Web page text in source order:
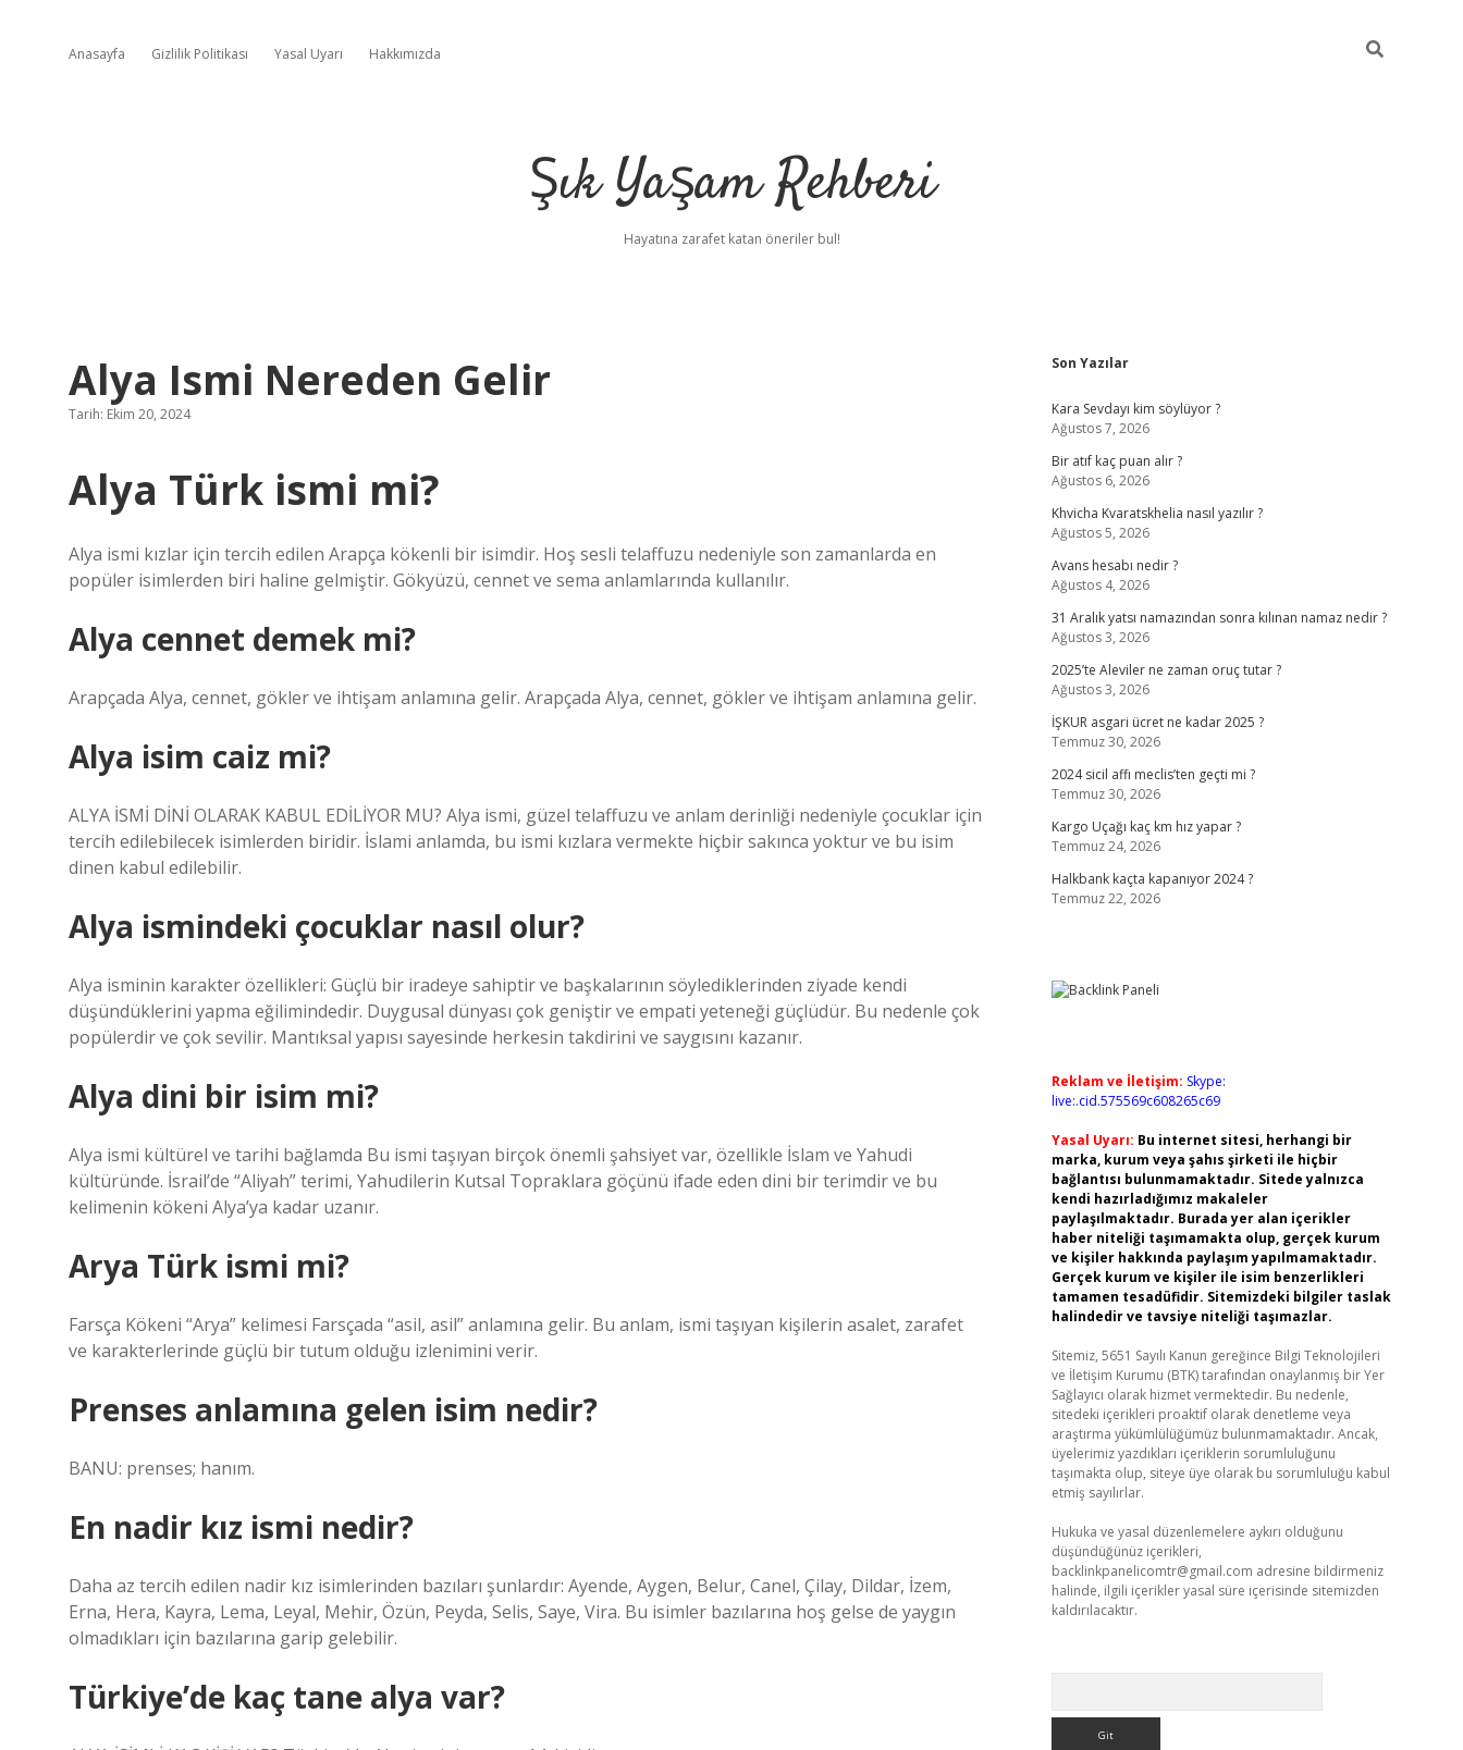
Anasayfa Gizlilik Politikası Yasal Uyarı Hakkımızda
Şık Yaşam Rehberi
Hayatına zarafet katan öneriler bul!
Alya Ismi Nereden Gelir
Tarih: Ekim 20, 2024
Alya Türk ismi mi?
Alya ismi kızlar için tercih edilen Arapça kökenli bir isimdir. Hoş sesli telaffuzu nedeniyle son zamanlarda en
popüler isimlerden biri haline gelmiştir. Gökyüzü, cennet ve sema anlamlarında kullanılır.
Alya cennet demek mi?
Arapçada Alya, cennet, gökler ve ihtişam anlamına gelir. Arapçada Alya, cennet, gökler ve ihtişam anlamına gelir.
Alya isim caiz mi?
ALYA İSMİ DİNİ OLARAK KABUL EDİLİYOR MU? Alya ismi, güzel telaffuzu ve anlam derinliği nedeniyle çocuklar için
tercih edilebilecek isimlerden biridir. İslami anlamda, bu ismi kızlara vermekte hiçbir sakınca yoktur ve bu isim
dinen kabul edilebilir.
Alya ismindeki çocuklar nasıl olur?
Alya isminin karakter özellikleri: Güçlü bir iradeye sahiptir ve başkalarının söylediklerinden ziyade kendi
düşündüklerini yapma eğilimindedir. Duygusal dünyası çok geniştir ve empati yeteneği güçlüdür. Bu nedenle çok
popülerdir ve çok sevilir. Mantıksal yapısı sayesinde herkesin takdirini ve saygısını kazanır.
Alya dini bir isim mi?
Alya ismi kültürel ve tarihi bağlamda Bu ismi taşıyan birçok önemli şahsiyet var, özellikle İslam ve Yahudi
kültüründe. İsrail’de “Aliyah” terimi, Yahudilerin Kutsal Topraklara göçünü ifade eden dini bir terimdir ve bu
kelimenin kökeni Alya’ya kadar uzanır.
Arya Türk ismi mi?
Farsça Kökeni “Arya” kelimesi Farsçada “asil, asil” anlamına gelir. Bu anlam, ismi taşıyan kişilerin asalet, zarafet
ve karakterlerinde güçlü bir tutum olduğu izlenimini verir.
Prenses anlamına gelen isim nedir?
BANU: prenses; hanım.
En nadir kız ismi nedir?
Daha az tercih edilen nadir kız isimlerinden bazıları şunlardır: Ayende, Aygen, Belur, Canel, Çilay, Dildar, İzem,
Erna, Hera, Kayra, Lema, Leyal, Mehir, Özün, Peyda, Selis, Saye, Vira. Bu isimler bazılarına hoş gelse de yaygın
olmadıkları için bazılarına garip gelebilir.
Türkiye’de kaç tane alya var?
Sidebar
Son Yazılar
Kara Sevdayı kim söylüyor ?
Ağustos 7, 2026
Bir atıf kaç puan alır ?
Ağustos 6, 2026
Khvicha Kvaratskhelia nasıl yazılır ?
Ağustos 5, 2026
Avans hesabı nedir ?
Ağustos 4, 2026
31 Aralık yatsı namazından sonra kılınan namaz nedir ?
Ağustos 3, 2026
2025’te Aleviler ne zaman oruç tutar ?
Ağustos 3, 2026
İŞKUR asgari ücret ne kadar 2025 ?
Temmuz 30, 2026
2024 sicil affı meclis’ten geçti mi ?
Temmuz 30, 2026
Kargo Uçağı kaç km hız yapar ?
Temmuz 24, 2026
Halkbank kaçta kapanıyor 2024 ?
Temmuz 22, 2026
Reklam ve İletişim: Skype:
live:.cid.575569c608265c69
Yasal Uyarı: Bu internet sitesi, herhangi bir
marka, kurum veya şahıs şirketi ile hiçbir
bağlantısı bulunmamaktadır. Sitede yalnızca
kendi hazırladığımız makaleler
paylaşılmaktadır. Burada yer alan içerikler
haber niteliği taşımamakta olup, gerçek kurum
ve kişiler hakkında paylaşım yapılmamaktadır.
Gerçek kurum ve kişiler ile isim benzerlikleri
tamamen tesadüfidir. Sitemizdeki bilgiler taslak
halindedir ve tavsiye niteliği taşımazlar.
Sitemiz, 5651 Sayılı Kanun gereğince Bilgi Teknolojileri
ve İletişim Kurumu (BTK) tarafından onaylanmış bir Yer
Sağlayıcı olarak hizmet vermektedir. Bu nedenle,
sitedeki içerikleri proaktif olarak denetleme veya
araştırma yükümlülüğümüz bulunmamaktadır. Ancak,
üyelerimiz yazdıkları içeriklerin sorumluluğunu
taşımakta olup, siteye üye olarak bu sorumluluğu kabul
etmiş sayılırlar.
Hukuka ve yasal düzenlemelere aykırı olduğunu
düşündüğünüz içerikleri,
backlinkpanelicomtr@gmail.com adresine bildirmeniz
halinde, ilgili içerikler yasal süre içerisinde sitemizden
kaldırılacaktır.